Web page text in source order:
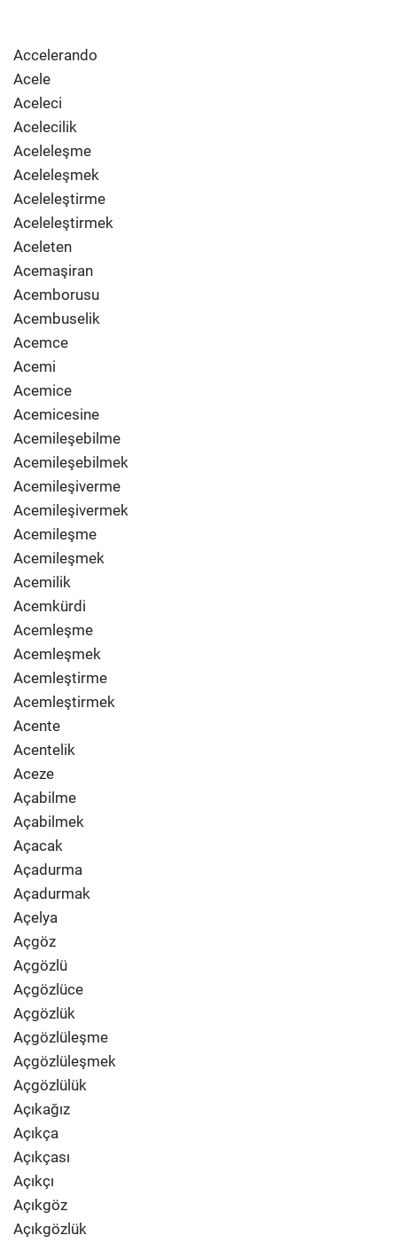
Accelerando
Acele
Aceleci
Acelecilik
Aceleleşme
Aceleleşmek
Aceleleştirme
Aceleleştirmek
Aceleten
Acemaşiran
Acemborusu
Acembuselik
Acemce
Acemi
Acemice
Acemicesine
Acemileşebilme
Acemileşebilmek
Acemileşiverme
Acemileşivermek
Acemileşme
Acemileşmek
Acemilik
Acemkürdi
Acemleşme
Acemleşmek
Acemleştirme
Acemleştirmek
Acente
Acentelik
Aceze
Açabilme
Açabilmek
Açacak
Açadurma
Açadurmak
Açelya
Açgöz
Açgözlü
Açgözlüce
Açgözlük
Açgözlüleşme
Açgözlüleşmek
Açgözlülük
Açıkağız
Açıkça
Açıkçası
Açıkçı
Açıkgöz
Açıkgözlük